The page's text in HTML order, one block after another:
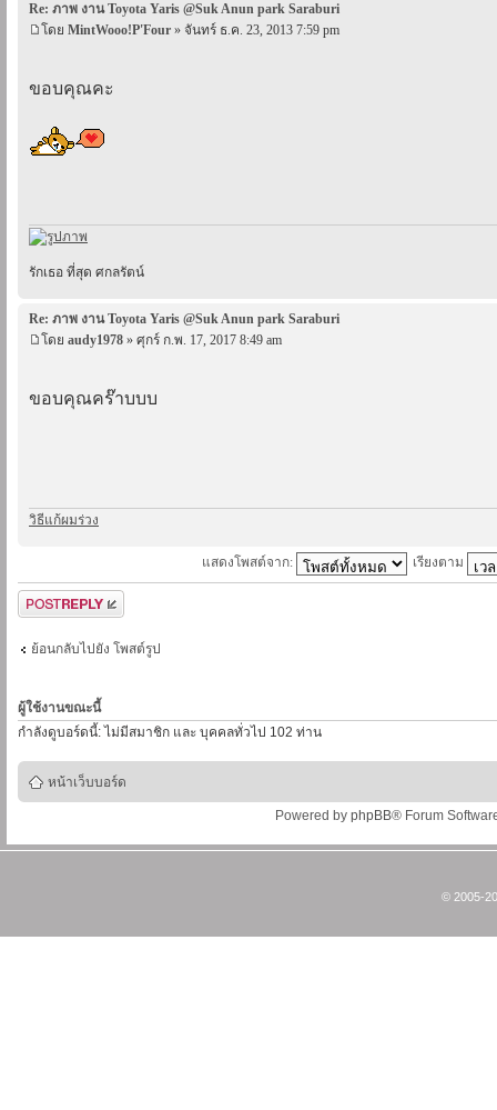
Re: ภาพ งาน Toyota Yaris @Suk Anun park Saraburi
โดย MintWooo!P'Four » จันทร์ ธ.ค. 23, 2013 7:59 pm
ขอบคุณคะ
รักเธอ ที่สุด ศกลรัตน์
Re: ภาพ งาน Toyota Yaris @Suk Anun park Saraburi
โดย audy1978 » ศุกร์ ก.พ. 17, 2017 8:49 am
ขอบคุณคร๊าบบบ
วิธีแก้ผมร่วง
แสดงโพสต์จาก: เรียงตาม
ตอบกระทู้
ย้อนกลับไปยัง โพสต์รูป
ผู้ใช้งานขณะนี้
กำลังดูบอร์ดนี้: ไม่มีสมาชิก และ บุคคลทั่วไป 102 ท่าน
หน้าเว็บบอร์ด
Powered by phpBB® Forum
© 2005-